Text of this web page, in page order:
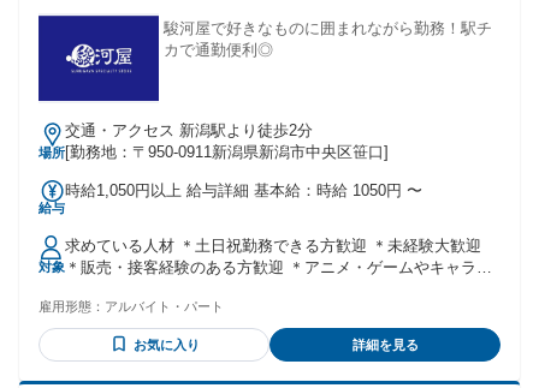
駿河屋で好きなものに囲まれながら勤務！駅チ
カで通勤便利◎
場所
交通・アクセス 新潟駅より徒歩2分
[勤務地：〒950-0911新潟県新潟市中央区笹口]
給与
時給1,050円以上 給与詳細 基本給：時給 1050円 〜
対象
求めている人材 ＊土日祝勤務できる方歓迎 ＊未経験大歓迎
＊販売・接客経験のある方歓迎 ＊アニメ・ゲームやキャラク
下さいね！ ＊経験者・有資格者歓迎
雇用形態： アルバイト・パート
お気に入り 詳細を見る